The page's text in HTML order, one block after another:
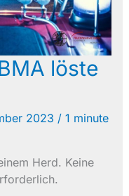
löste
2023 / 1 minute
Herd. Keine